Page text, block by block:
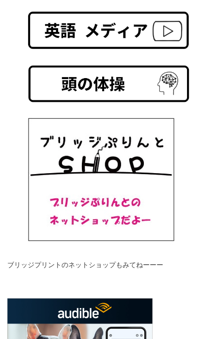
ブリッジプリントのネットショップもみてねーーー